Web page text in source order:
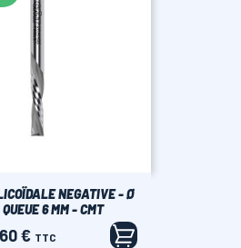
NEGATIVE - Ø
6 MM - CMT
€ TTC